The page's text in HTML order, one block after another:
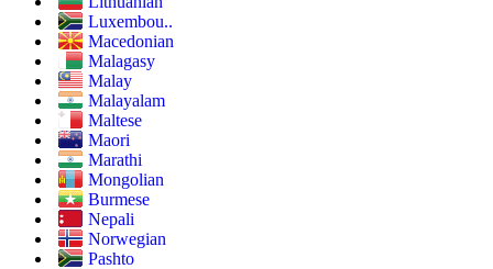
Luxembou..
Macedonian
Malagasy
Malay
Malayalam
Maltese
Maori
Marathi
Mongolian
Burmese
Nepali
Norwegian
Pashto